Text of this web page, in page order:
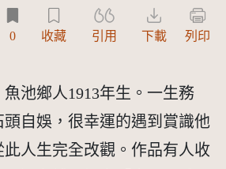
台有限度公開瀏覽
0 收藏 引用 下載 列印
池鄉人1913年生。一生務
自娛，很幸運的遇到賞識他
人生完全改觀。作品有人收